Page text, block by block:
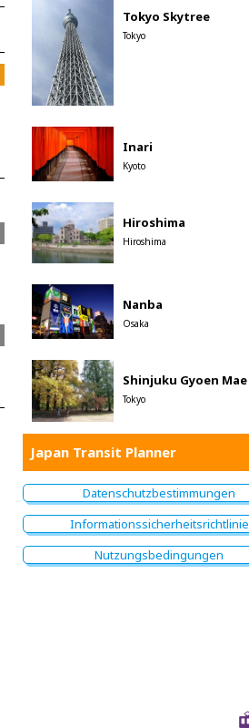
Tokyo Skytree
Tokyo
Inari
Kyoto
Hiroshima
Hiroshima
Nanba
Osaka
Shinjuku Gyoen Mae
Tokyo
Japan Transit Planner
Datenschutzbestimmungen
Informationssicherheitsrichtlinie
Nutzungsbedingungen